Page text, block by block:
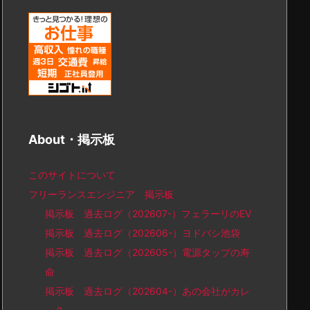
About・掲示板
このサイトについて
フリーランスエンジニア 掲示板
掲示板 過去ログ（202607-）フェラーリのEV
掲示板 過去ログ（202606-）ヨドバシ池袋
掲示板 過去ログ（202605-）電源タップの寿
命
掲示板 過去ログ（202604-）あの会社がカレ